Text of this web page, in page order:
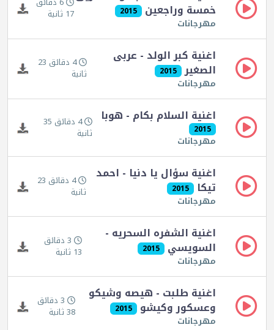
خمسة وراجعين 2015
مهرجانات
17 ثانية
اغنية كبر الولد - عربى
الصغير 2015
مهرجانات
4 دقائق 23
ثانية
اغنية السلام بكام - هوبا
2015
مهرجانات
4 دقائق 35
ثانية
اغنية سؤال يا دنيا - احمد
تيكا 2015
مهرجانات
4 دقائق 23
ثانية
اغنية الشفره السحريه -
السويسي 2015
مهرجانات
3 دقائق
13 ثانية
اغنية طلبت - هيصه وشيكو
وعسكور وكيشو 2015
مهرجانات
3 دقائق
38 ثانية